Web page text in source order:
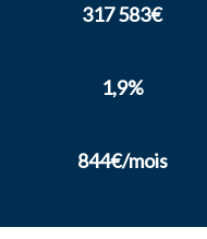
317 583€
1,9%
844€/mois